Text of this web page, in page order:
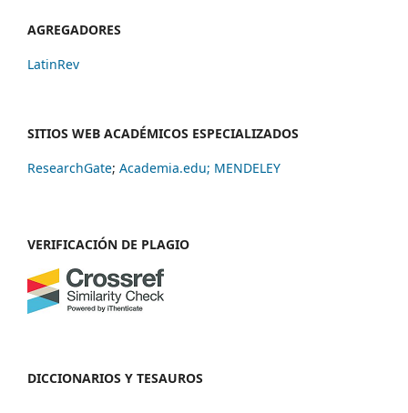
AGREGADORES
LatinRev
SITIOS WEB ACADÉMICOS ESPECIALIZADOS
ResearchGate; Academia.edu; MENDELEY
VERIFICACIÓN DE PLAGIO
DICCIONARIOS Y TESAUROS